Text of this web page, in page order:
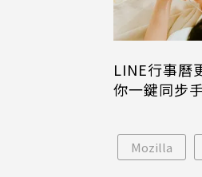
LINE行事曆
你一鍵同步
Mozilla